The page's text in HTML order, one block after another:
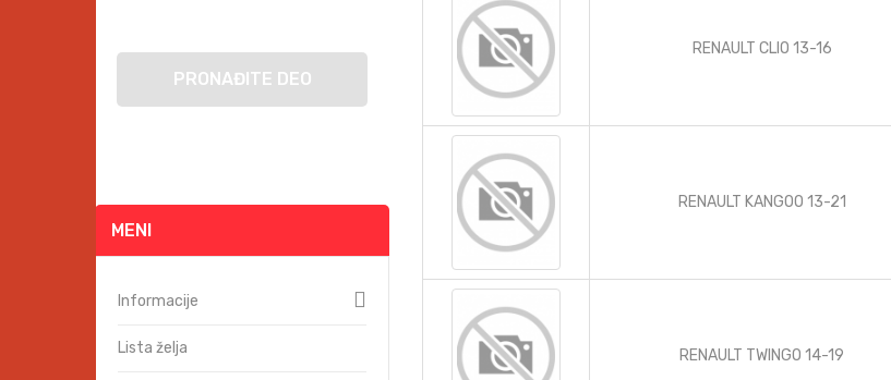
PRONAĐITE DEO
MENI
Informacije
Lista želja
RENAULT CLIO 13-16
RENAULT KANGOO 13-21
RENAULT TWINGO 14-19